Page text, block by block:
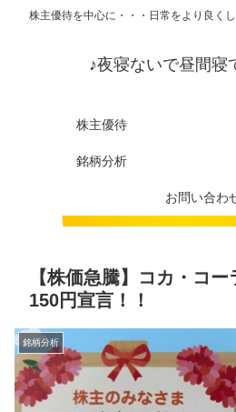
株主優待を中心に・・・日常をより良く
♪夜寝ないで昼間寝
株主優待
銘柄分析
お問い合わ
【株価急騰】コカ・コ
150円宣言！！
銘柄分析